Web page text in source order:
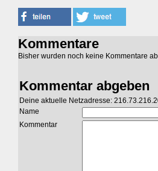
Kommentare
Bisher wurden noch keine Kommentare
Kommentar abgeben
Deine aktuelle Netzadresse:
Name
Kommentar